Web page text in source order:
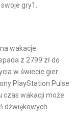
gry1 .
wakacje.
z 2799 zł do
w świecie gier.
PlayStation Pulse
czas wakacji może
dźwiękowych.